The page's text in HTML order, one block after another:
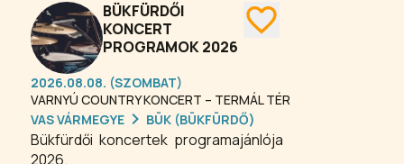
BÜKFÜRDŐI
KONCERT
PROGRAMOK 2026
2026.08.08. (SZOMBAT)
VARNYÚ COUNTRY KONCERT – TERMÁL TÉR
VAS VÁRMEGYE
BÜK (BÜKFÜRDŐ)
Bükfürdői koncertek programajánlója
2026.